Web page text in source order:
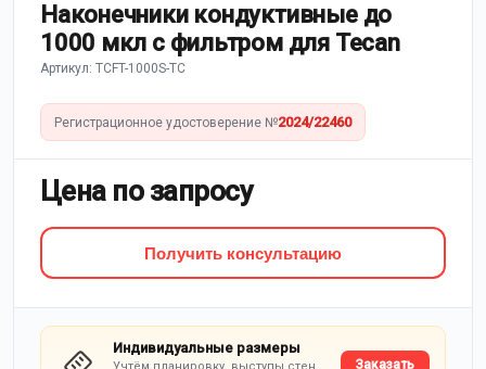
Наконечники кондуктивные до
1000 мкл с фильтром для Tecan
Артикул: TCFT-1000S-TC
Регистрационное удостоверение №2024/22460
Цена по запросу
Получить консультацию
Индивидуальные размеры
Заказать